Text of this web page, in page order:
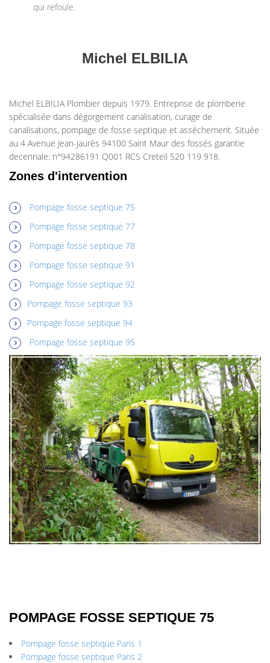
qui refoule.
Michel ELBILIA
Michel ELBILIA Plombier depuis 1979. Entreprise de plomberie
spécialisée dans dégorgement canalisation, curage de
canalisations, pompage de fosse septique et asséchement. Située
au 4 Avenue Jean-Jaurès 94100 Saint Maur des fossés garantie
decennale: n°94286191 Q001 RCS Creteil 520 119 918.
Zones d'intervention
Pompage fosse septique 75
Pompage fosse septique 77
Pompage fosse septique 78
Pompage fosse septique 91
Pompage fosse septique 92
Pompage fosse septique 93
Pompage fosse septique 94
Pompage fosse septique 95
POMPAGE FOSSE SEPTIQUE 75
Pompage fosse septique Paris 1
Pompage fosse septique Paris 2